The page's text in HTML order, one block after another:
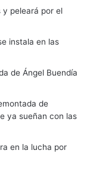
y peleará por el
instala en las
de Ángel Buendía
de
ya sueñan con las
en la lucha por